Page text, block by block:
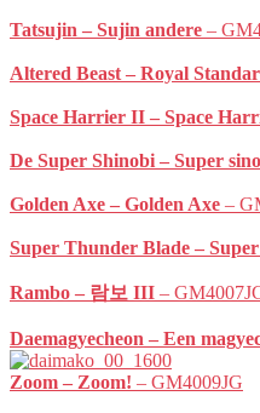
Tatsujin – Sujin andere –
Altered Beast – Royal
Space Harrier II – Space
De Super Shinobi – Super
Golden Axe – Golden Axe –
Super Thunder Blade –
Rambo – 람보 III –
Daemagyecheon – Een
Zoom – Zoom! – GM4009JG